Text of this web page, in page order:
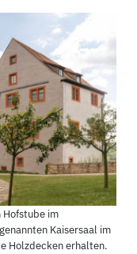
Hofstube im
Kaisersaal im
Holzdecken erhalten.